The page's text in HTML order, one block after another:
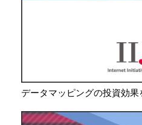
データマッピングの投資効果